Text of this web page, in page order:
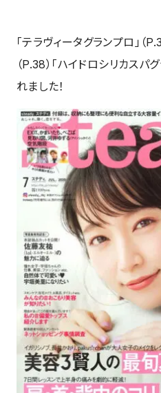
「テラヴィータグランプロ」（
（P.38）「ハイドロシリカスパ
れました！